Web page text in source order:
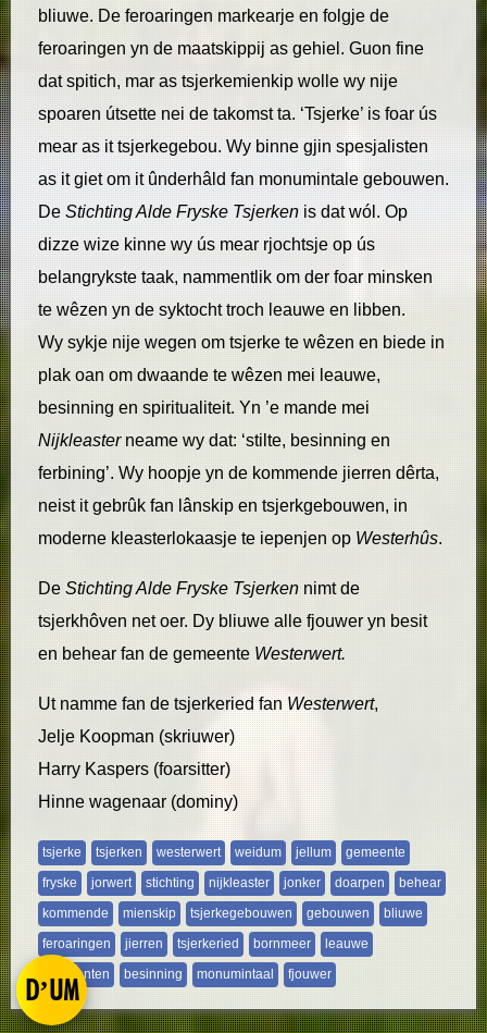
D’UM
bliuwe. De feroaringen markearje en folgje de
feroaringen yn de maatskippij as gehiel. Guon fine
dat spitich, mar as tsjerkemienkip wolle wy nije
spoaren útsette nei de takomst ta. ‘Tsjerke’ is foar ús
mear as it tsjerkegebou. Wy binne gjin spesjalisten
as it giet om it ûnderhâld fan monumintale gebouwen.
De Stichting Alde Fryske Tsjerken is dat wól. Op
dizze wize kinne wy ús mear rjochtsje op ús
belangrykste taak, nammentlik om der foar minsken
te wêzen yn de syktocht troch leauwe en libben.
Wy sykje nije wegen om tsjerke te wêzen en biede in
plak oan om dwaande te wêzen mei leauwe,
besinning en spiritualiteit. Yn ’e mande mei
Nijkleasterneame wy dat: ‘stilte, besinning en
ferbining’. Wy hoopje yn de kommende jierren dêrta,
neist it gebrûk fan lânskip en tsjerkgebouwen, in
moderne kleasterlokaasje te iepenjen op Westerhûs.
De Stichting Alde Fryske Tsjerken nimt de
tsjerkhôven net oer. Dy bliuwe alle fjouwer yn besit
en behear fan de gemeente Westerwert.
Ut namme fan de tsjerkeried fanWesterwert,
Jelje Koopman (skriuwer)
Harry Kaspers (foarsitter)
Hinne wagenaar (dominy)
tsjerke tsjerken westerwert weidum jellum
gemeente
fryske
jorwert stichting nijkleaster jonker doarpen
behear
kommende
mienskip tsjerkegebouwen gebouwen
bliuwe
feroaringen
jierren tsjerkeried bornmeer
leauwe
gemeenten
besinning monumintaal fjouwer